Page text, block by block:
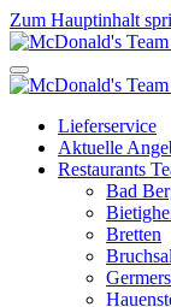
Zum Hauptinhalt
Lieferservice
Aktuelle
Restaurants
Bad
Bretten
Bruchsal